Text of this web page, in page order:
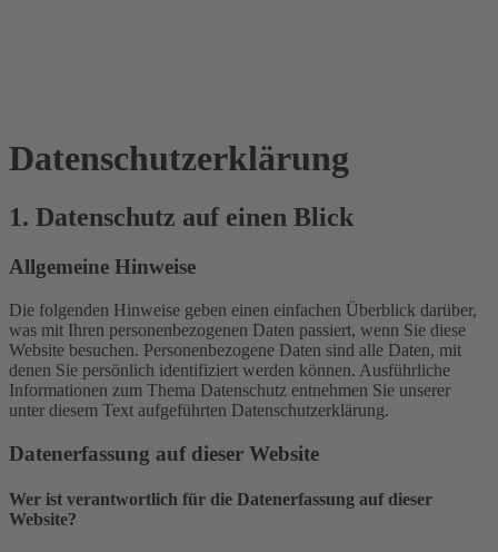
Datenschutz­erklärung
1. Datenschutz auf einen Blick
Allgemeine Hinweise
Die folgenden Hinweise geben einen einfachen Überblick darüber,
was mit Ihren personenbezogenen Daten passiert, wenn Sie diese
Website besuchen. Personenbezogene Daten sind alle Daten, mit
denen Sie persönlich identifiziert werden können. Ausführliche
Informationen zum Thema Datenschutz entnehmen Sie unserer
unter diesem Text aufgeführten Datenschutzerklärung.
Datenerfassung auf dieser Website
Wer ist verantwortlich für die Datenerfassung auf dieser
Website?